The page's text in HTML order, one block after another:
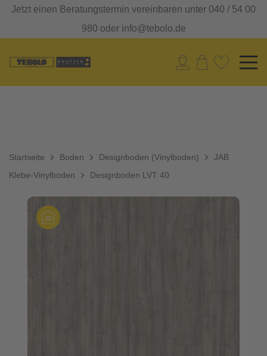
Jetzt einen Beratungstermin vereinbaren unter 040 / 54 00
980 oder info@tebolo.de
Startseite Boden
Designboden (Vinylboden)
Klebe-Vinylboden
JAB
Designboden LVT 40